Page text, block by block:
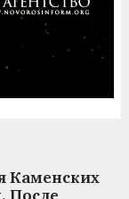
Каменских